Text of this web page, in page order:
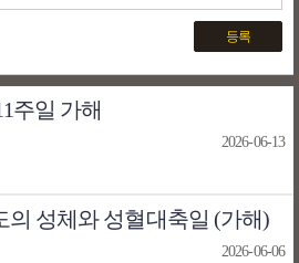
등록
주일 가해
2026-06-13
의 성체와 성혈대축일 (가해)
2026-06-06